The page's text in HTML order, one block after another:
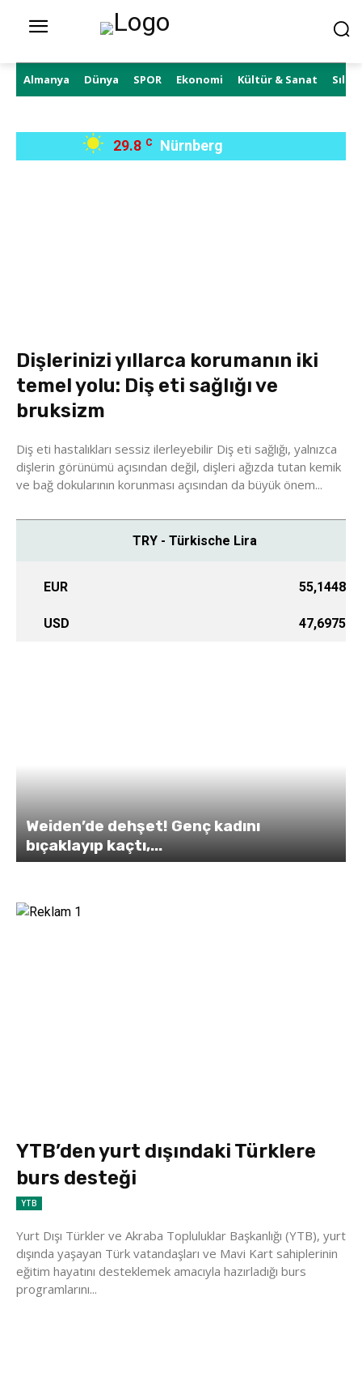
Almanya Dünya SPOR Ekonomi Kültür & Sanat Sıla
29.8 C Nürnberg
Dişlerinizi yıllarca korumanın iki
temel yolu: Diş eti sağlığı ve
bruksizm
Diş eti hastalıkları sessiz ilerleyebilir Diş eti sağlığı, yalnızca
dişlerin görünümü açısından değil, dişleri ağızda tutan kemik
ve bağ dokularının korunması açısından da büyük önem...
TRY - Türkische Lira
EUR 55,1448
USD 47,6975
Weiden’de dehşet! Genç kadını
bıçaklayıp kaçtı,...
YTB’den yurt dışındaki Türklere
burs desteği
YTB
Yurt Dışı Türkler ve Akraba Topluluklar Başkanlığı (YTB), yurt
dışında yaşayan Türk vatandaşları ve Mavi Kart sahiplerinin
eğitim hayatını desteklemek amacıyla hazırladığı burs
programlarını...